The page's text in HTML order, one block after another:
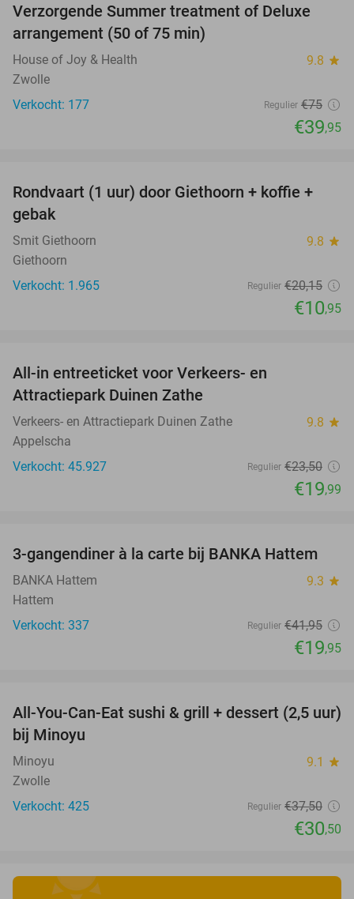
47%
Verzorgende Summer treatment of Deluxe
arrangement (50 of 75 min)
House of Joy & Health 9.8 star
Zwolle
Verkocht: 177
Regulier €75
€39,95
46%
Rondvaart (1 uur) door Giethoorn + koffie +
gebak
Smit Giethoorn 9.8 star
Giethoorn
Verkocht: 1.965
Regulier €20,15
€10,95
All-in entreeticket voor Verkeers- en
Attractiepark Duinen Zathe
Verkeers- en Attractiepark Duinen Zathe 9.8 star
Appelscha
Verkocht: 45.927
Regulier €23,50
€19,99
52%
3-gangendiner à la carte bij BANKA Hattem
BANKA Hattem 9.3 star
Hattem
Verkocht: 337
Regulier €41,95
€19,95
19%
All-You-Can-Eat sushi & grill + dessert (2,5 uur)
bij Minoyu
Minoyu 9.1 star
Zwolle
Verkocht: 425
Regulier €37,50
€30,50